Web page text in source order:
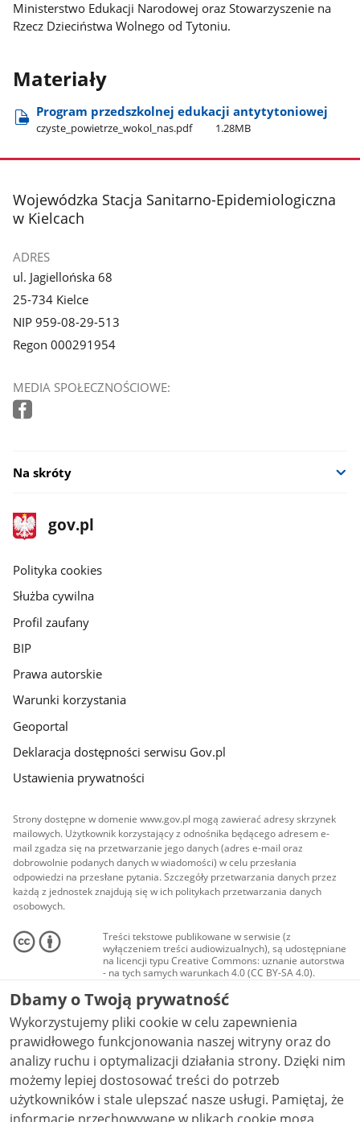
Ministerstwo Edukacji Narodowej oraz Stowarzyszenie na
Rzecz Dzieciństwa Wolnego od Tytoniu.
Materiały
Program przedszkolnej edukacji antytytoniowej
czyste​_powietrze​_wokol​_nas.pdf 1.28MB
stopka
Wojewódzka Stacja Sanitarno-Epidemiologiczna
w Kielcach
ADRES
ul. Jagiellońska 68
25-734 Kielce
NIP 959-08-29-513
Regon 000291954
MEDIA SPOŁECZNOŚCIOWE:
Na skróty
stopka
gov.pl
Strona
gov.pl
gov.pl
Polityka cookies
Służba cywilna
Profil zaufany
BIP
Prawa autorskie
Warunki korzystania
Geoportal
Deklaracja dostępności serwisu Gov.pl
Ustawienia prywatności
Strony dostępne w domenie www.gov.pl mogą zawierać adresy skrzynek
mailowych. Użytkownik korzystający z odnośnika będącego adresem e-
mail zgadza się na przetwarzanie jego danych (adres e-mail oraz
dobrowolnie podanych danych w wiadomości) w celu przesłania
odpowiedzi na przesłane pytania. Szczegóły przetwarzania danych przez
każdą z jednostek znajdują się w ich politykach przetwarzania danych
osobowych.
Treści tekstowe publikowane w serwisie (z
wyłączeniem treści audiowizualnych), są udostępniane
na licencji typu Creative Commons: uznanie autorstwa
- na tych samych warunkach 4.0 (CC BY-SA 4.0).
Materiały audiowizualne, w tym zdjęcia, materiały
audio i wideo, są udostępniane na licencji typu
Creative Commons: uznanie autorstwa użycie
niekomercyjne - bez utworów zależnych 4.0 (CC BY-
NC-ND 4.0), o ile nie jest to stwierdzone inaczej.
Dbamy o Twoją prywatność
Wykorzystujemy pliki cookie w celu zapewnienia
prawidłowego funkcjonowania naszej witryny oraz do
analizy ruchu i optymalizacji działania strony. Dzięki nim
możemy lepiej dostosować treści do potrzeb
użytkowników i stale ulepszać nasze usługi. Pamiętaj, że